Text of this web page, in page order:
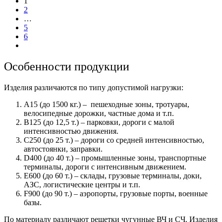
2
…
5
6
Особенности продукции
Изделия различаются по типу допустимой нагрузки:
А15 (до 1500 кг.) – пешеходные зоны, тротуары,
велосипедные дорожки, частные дома и т.п.
В125 (до 12,5 т.) – парковки, дороги с малой
интенсивностью движения.
С250 (до 25 т.) – дороги со средней интенсивностью,
автостоянки, заправки.
D400 (до 40 т.) – промышленные зоны, транспортные
терминалы, дороги с интенсивным движением.
E600 (до 60 т.) – склады, грузовые терминалы, доки,
АЗС, логистические центры и т.п.
F900 (до 90 т.) – аэропорты, грузовые порты, военные
базы.
По материалу различают решетки чугунные ВЧ и СЧ. Изделия